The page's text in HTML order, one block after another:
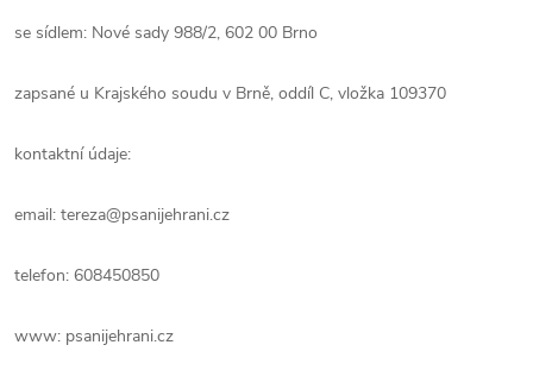
se sídlem: Nové sady 988/2, 602 00 Brno
zapsané u Krajského soudu v Brně, oddíl C, vložka 109370
kontaktní údaje:
email: tereza@psanijehrani.cz
telefon: 608450850
www: psanijehrani.cz